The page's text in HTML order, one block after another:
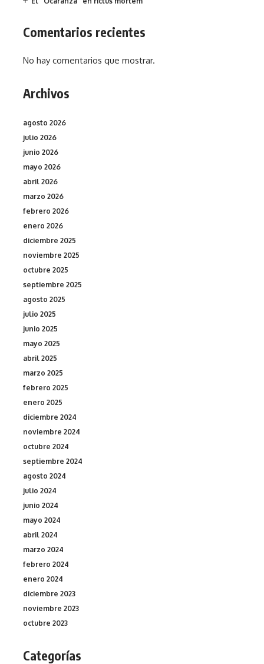
Comentarios recientes
No hay comentarios que mostrar.
Archivos
agosto 2026
julio 2026
junio 2026
mayo 2026
abril 2026
marzo 2026
febrero 2026
enero 2026
diciembre 2025
noviembre 2025
octubre 2025
septiembre 2025
agosto 2025
julio 2025
junio 2025
mayo 2025
abril 2025
marzo 2025
febrero 2025
enero 2025
diciembre 2024
noviembre 2024
octubre 2024
septiembre 2024
agosto 2024
julio 2024
junio 2024
mayo 2024
abril 2024
marzo 2024
febrero 2024
enero 2024
diciembre 2023
noviembre 2023
octubre 2023
Categorías